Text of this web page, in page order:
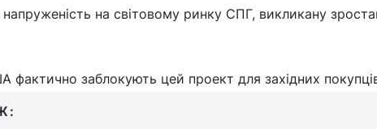
на світовому ринку СПГ, викликану
фактично заблокують цей проект для західних